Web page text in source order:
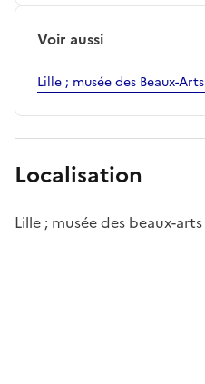
Voir aussi
Lille ; musée des Beaux-Arts
Localisation
Lille ; musée des beaux-arts